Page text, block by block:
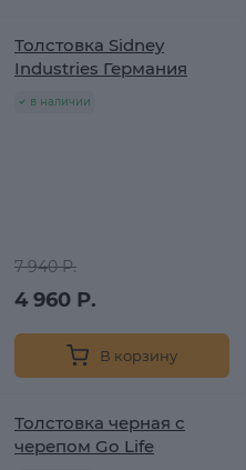
Толстовка Sidney
Industries Германия
в наличии
7 940 Р.
4 960 Р.
В корзину
Толстовка черная с
черепом Go Life